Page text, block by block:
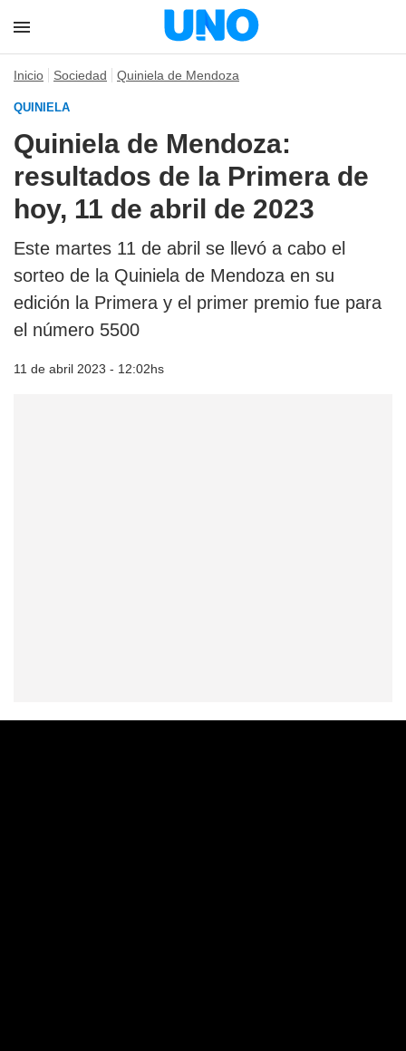
Inicio Sociedad Quiniela de Mendoza
QUINIELA
Quiniela de Mendoza:
resultados de la Primera de
hoy, 11 de abril de 2023
Este martes 11 de abril se llevó a cabo el
sorteo de la Quiniela de Mendoza en su
edición la Primera y el primer premio fue para
el número 5500
11 de abril 2023 - 12:02hs